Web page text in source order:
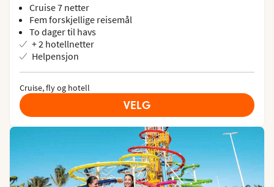
Cruise 7 netter
Fem forskjellige reisemål
To dager til havs
+ 2 hotellnetter
Helpensjon
Cruise, fly og hotell
VELG